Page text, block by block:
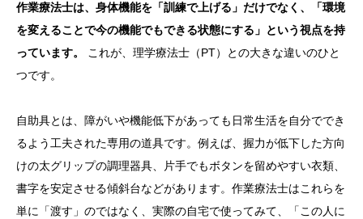
作業療法士は、身体機能を「訓練で上げる」だけでなく、「環境
を変えることで今の機能でもできる状態にする」という視点を持
っています。
これが、理学療法士（PT）との大きな違いのひと
つです。
自助具とは、障がいや機能低下があっても日常生活を自分ででき
るよう工夫された専用の道具です。例えば、握力が低下した方向
けの太グリップの調理器具、片手でもボタンを留めやすい衣類、
書字を安定させる傾斜台などがあります。作業療法士はこれらを
単に「渡す」のではなく、実際の自宅で使ってみて、「この人に